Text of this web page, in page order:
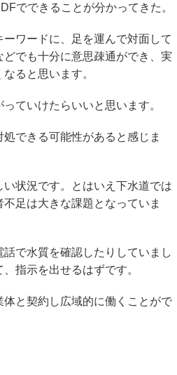
でできることが分かってきた。
ワードに、足を運んで対面して
でも十分に意思疎通ができ、実
ると思います。
ていけたらいいと思います。
できる可能性があると感じま
状況です。とはいえ下水道では
足は大きな課題となっていま
で水質を確認したりしていまし
指示を出せるはずです。
と契約し広域的に働くことがで